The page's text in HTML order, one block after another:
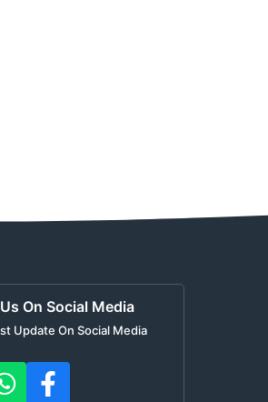
On Social Media
Update On Social Media